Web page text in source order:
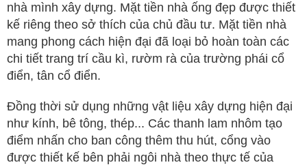
nhà mình xây dựng. Mặt tiền nhà ống đẹp được thiết
kế riêng theo sở thích của chủ đầu tư. Mặt tiền nhà
mang phong cách hiện đại đã loại bỏ hoàn toàn các
chi tiết trang trí cầu kì, rườm rà của trường phái cổ
điển, tân cổ điển.
Đồng thời sử dụng những vật liệu xây dựng hiện đại
như kính, bê tông, thép... Các thanh lam nhôm tạo
điểm nhấn cho ban công thêm thu hút, cổng vào
được thiết kế bên phải ngôi nhà theo thực tế của